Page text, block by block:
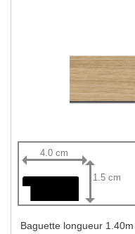
4.0 cm
1.5 cm
Baguette longueur